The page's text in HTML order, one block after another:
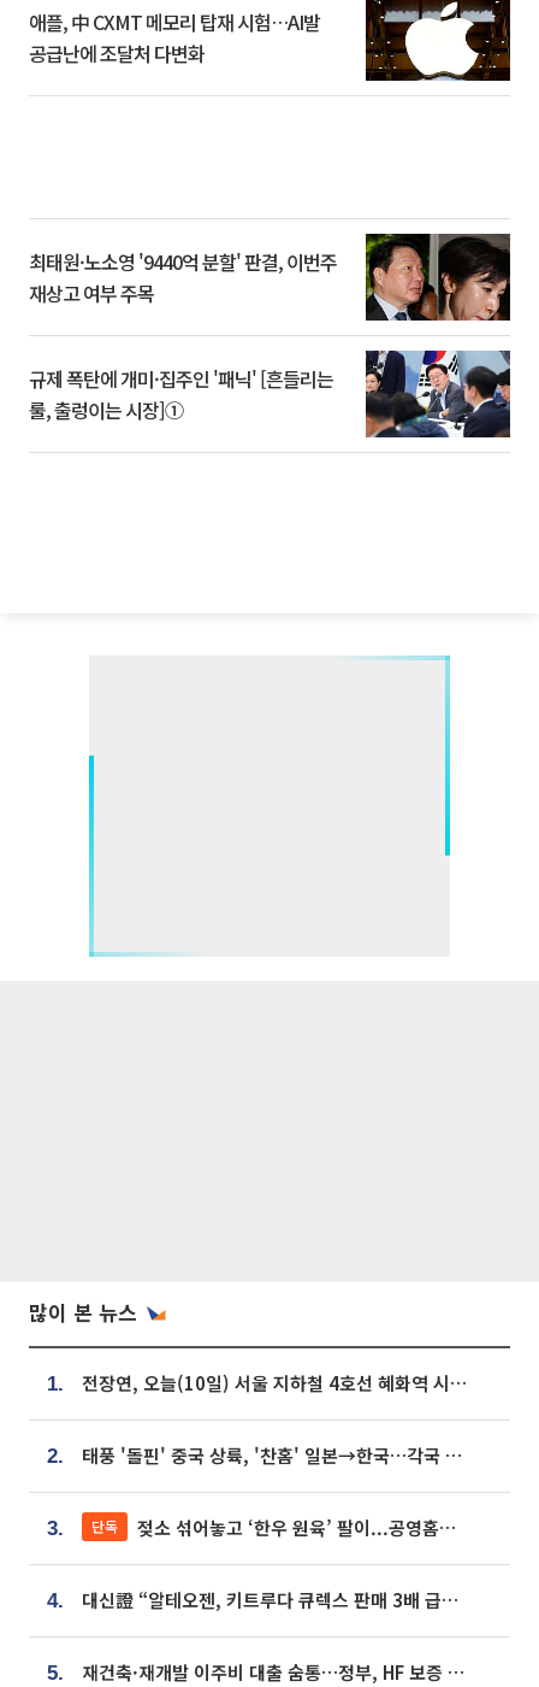
애플, 中 CXMT 메모리 탑재 시험…AI발
공급난에 조달처 다변화
최태원·노소영 '9440억 분할' 판결, 이번주
재상고 여부 주목
규제 폭탄에 개미·집주인 '패닉' [흔들리는
룰, 출렁이는 시장]①
많이 본 뉴스
1. 전장연, 오늘(10일) 서울 지하철 4호선 혜화역 시위…1호선 용산역 무정차
2. 태풍 '돌핀' 중국 상륙, '찬홈' 일본→한국…각국 기상청 예상 경로는?
3. 단독 젖소 섞어놓고 ‘한우 원육’ 팔이...공영홈쇼핑 표기·검증 구멍
4. 대신證 “알테오젠, 키트루다 큐렉스 판매 3배 급증…목표가 41만원 상향”
5. 재건축·재개발 이주비 대출 숨통…정부, HF 보증 신설 추진